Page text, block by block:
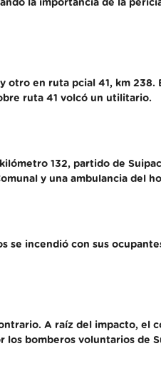
la importancia de la
otro en ruta pcial 41, km 238.
ruta 41 volcó un utilitario.
132, partido de
y una ambulancia del
se incendió con sus
A raíz del impacto, el
bomberos voluntarios de